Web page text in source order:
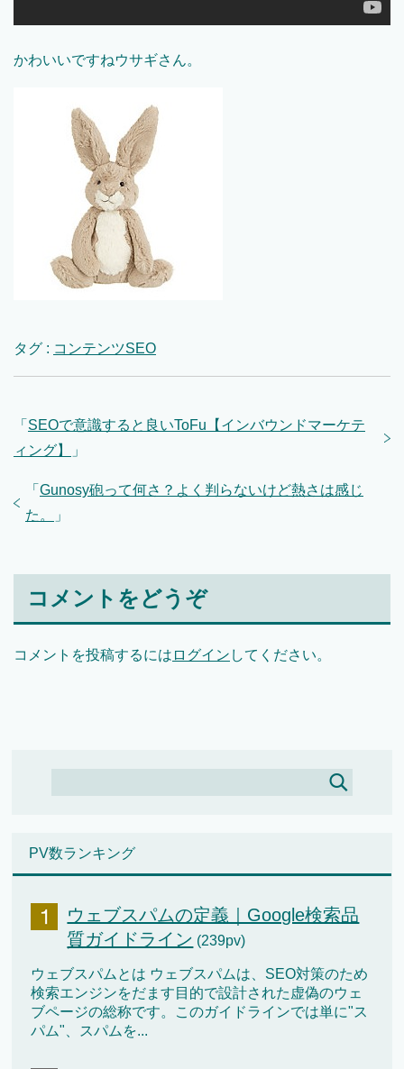
かわいいですねウサギさん。
タグ : コンテンツSEO
「 SEOで意識すると良いToFu【インバウンドマーケテ
ィング】
」
「 Gunosy砲って何さ？よく判らないけど熱さは感じ
た。
」
コメントをどうぞ
コメントを投稿するには ログイン してください。
PV数ランキング
ウェブスパムの定義｜Google検索品
質ガイドライン (239pv)
ウェブスパムとは ウェブスパムは、SEO対策のため
検索エンジンをだます目的で設計された虚偽のウェ
ブページの総称です。このガイドラインでは単に"ス
パム"、スパムを...